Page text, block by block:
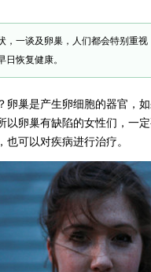
，一谈及卵巢，人们都会特别重
恢复健康。
卵巢是产生卵细胞的器官，
以卵巢有缺陷的女性们，一
可以对疾病进行治疗。